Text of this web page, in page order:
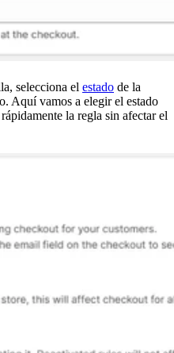
selecciona el estado de la
Aquí vamos a elegir el estado
la regla sin afectar el